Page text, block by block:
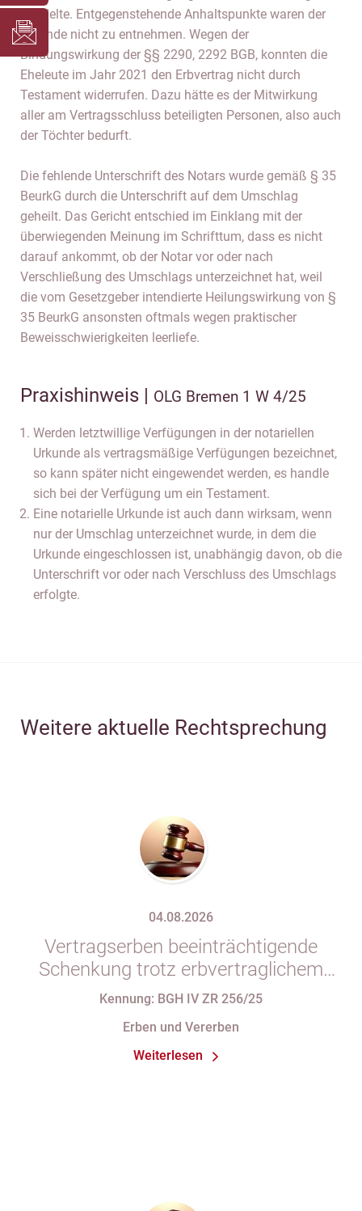
handelte. Entgegenstehende Anhaltspunkte waren der
Urkunde nicht zu entnehmen. Wegen der
Bindungswirkung der §§ 2290, 2292 BGB, konnten die
Eheleute im Jahr 2021 den Erbvertrag nicht durch
Testament widerrufen. Dazu hätte es der Mitwirkung
aller am Vertragsschluss beteiligten Personen, also auch
der Töchter bedurft.
Die fehlende Unterschrift des Notars wurde gemäß § 35
BeurkG durch die Unterschrift auf dem Umschlag
geheilt. Das Gericht entschied im Einklang mit der
überwiegenden Meinung im Schrifttum, dass es nicht
darauf ankommt, ob der Notar vor oder nach
Verschließung des Umschlags unterzeichnet hat, weil
die vom Gesetzgeber intendierte Heilungswirkung von §
35 BeurkG ansonsten oftmals wegen praktischer
Beweisschwierigkeiten leerliefe.
Praxishinweis | OLG Bremen 1 W 4/25
Werden letztwillige Verfügungen in der notariellen
Urkunde als vertragsmäßige Verfügungen bezeichnet,
so kann später nicht eingewendet werden, es handle
sich bei der Verfügung um ein Testament.
Eine notarielle Urkunde ist auch dann wirksam, wenn
nur der Umschlag unterzeichnet wurde, in dem die
Urkunde eingeschlossen ist, unabhängig davon, ob die
Unterschrift vor oder nach Verschluss des Umschlags
erfolgte.
Weitere aktuelle Rechtsprechung
04.08.2026
Vertragserben beeinträchtigende
Schenkung trotz erbvertraglichem
Rücktrittsvorbehalt
Kennung: BGH IV ZR 256/25
Erben und Vererben
Weiterlesen